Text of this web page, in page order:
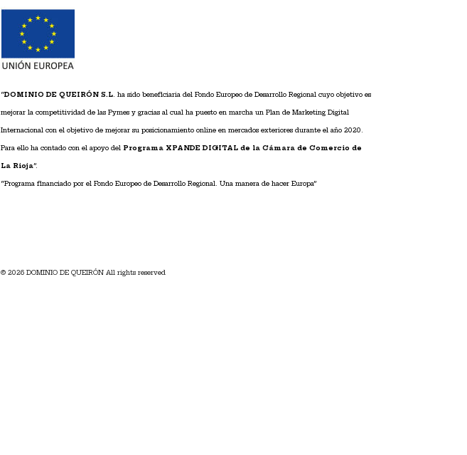
“DOMINIO DE QUEIRÓN S.L . ha sido beneficiaria del Fondo Europeo de Desarrollo Regional cuyo objetivo es
mejorar la competitividad de las Pymes y gracias al cual ha puesto en marcha un Plan de Marketing Digital
Internacional con el objetivo de mejorar su posicionamiento online en mercados exteriores durante el año 2020.
Para ello ha contado con el apoyo del Programa XPANDE DIGITAL de la Cámara de Comercio de
La Rioja”.
“Programa financiado por el Fondo Europeo de Desarrollo Regional. Una manera de hacer Europa”
© 2026 DOMINIO DE QUEIRÓN All rights reserved